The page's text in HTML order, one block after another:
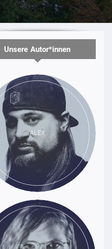
Unsere Autor*innen
ALEX